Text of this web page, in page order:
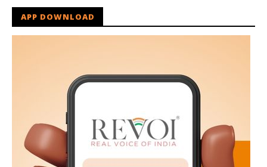
APP DOWNLOAD